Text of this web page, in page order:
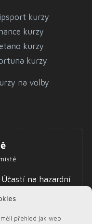
přehled jak web
kurzy
kurzy
kurzy
kurzy
na volby
na hazardní
hře.
najdete zde